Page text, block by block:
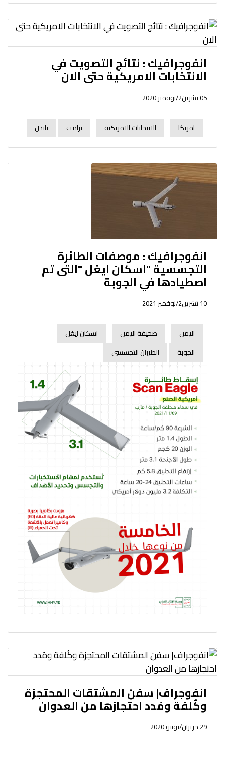
انفوجرافيك : نتائج التصويت في
الانتخابات الامريكية حتى الان
05 تشرين2/نوفمبر 2020
امريكا الانتخابات الامريكية ترامب بايدن
انفوجرافيك : موصفات الطائرة
التجسسية "اسكان ايغل "التى تم
اصطيادها في الجوبة
10 تشرين2/نوفمبر 2021
اليمن صحيفة اليمن
اسكان ايغل
الجوبة
الطيران التجسسي
انفوجراف| سفن المشتقات المحتجزة
وكُلفة ومُدد احتجازها من العدوان
29 حزيران/يونيو 2020